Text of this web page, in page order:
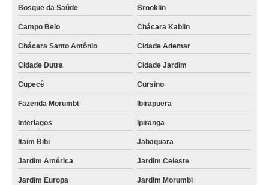
Bosque da Saúde Brooklin
Campo Belo Chácara Kablin
Chácara Santo Antônio Cidade Ademar
Cidade Dutra Cidade Jardim
Cupecê Cursino
Fazenda Morumbi Ibirapuera
Interlagos Ipiranga
Itaim Bibi Jabaquara
Jardim América Jardim Celeste
Jardim Europa Jardim Morumbi